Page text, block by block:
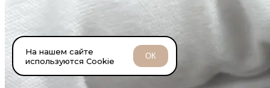
На нашем сайте
используются Cookie
ОК